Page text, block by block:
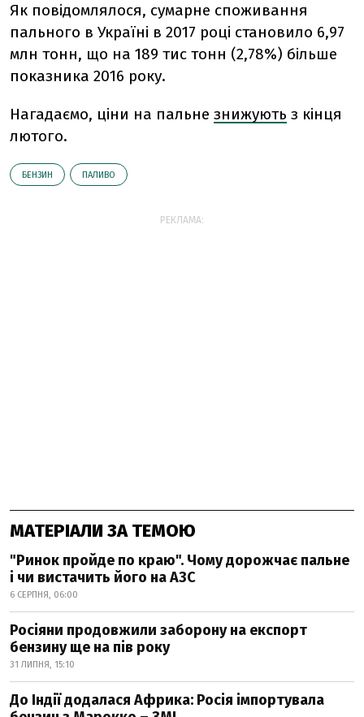
Як повідомлялося, сумарне споживання
пального в Україні в 2017 році становило 6,97
млн ​​тонн, що на 189 тис тонн (2,78%) більше
показника 2016 року.
Нагадаємо, ціни на пальне знижують з кінця
лютого.
БЕНЗИН ПАЛИВО
РЕКЛАМА:
МАТЕРІАЛИ ЗА ТЕМОЮ
"Ринок пройде по краю". Чому дорожчає пальне
і чи вистачить його на АЗС
6 СЕРПНЯ, 06:00
Росіяни продовжили заборону на експорт
бензину ще на пів року
31 ЛИПНЯ, 15:10
До Індії додалася Африка: Росія імпортувала